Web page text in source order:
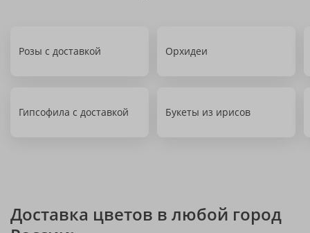
Розы с доставкой Орхидеи
Гипсофила с доставкой Букеты из ирисов
Доставка цветов в любой город